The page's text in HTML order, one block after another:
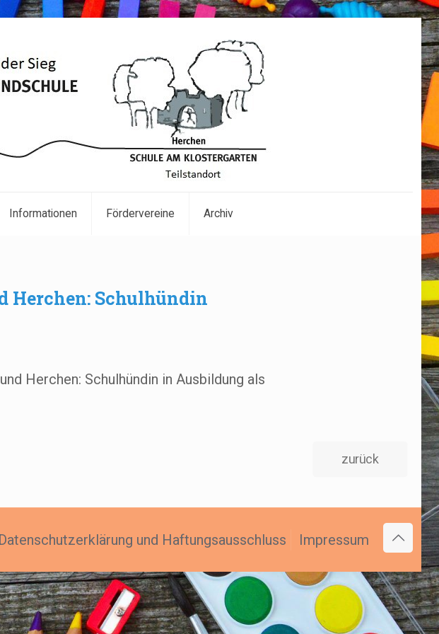
Informationen Fördervereine Archiv
Herchen: Schulhündin
Herchen: Schulhündin in Ausbildung als
zurück
Datenschutzerklärung und Haftungsausschluss Impressum